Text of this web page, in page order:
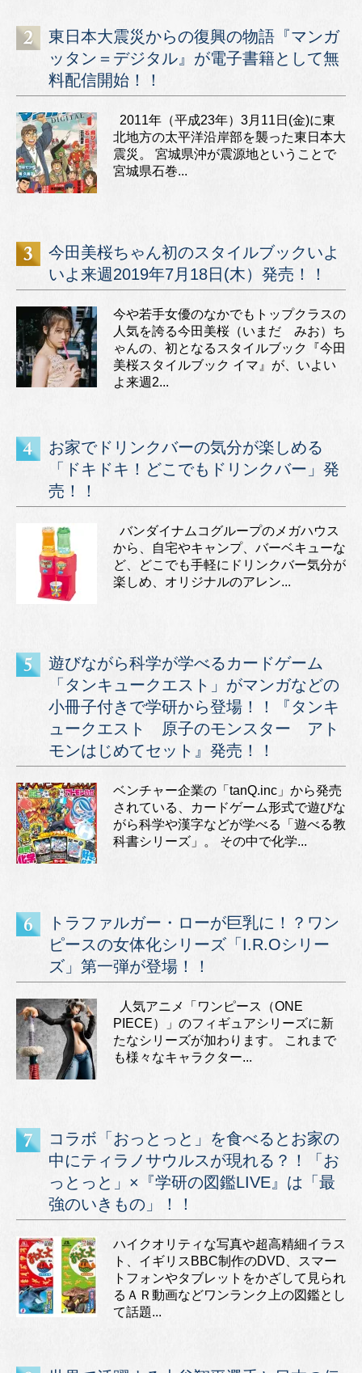
東日本大震災からの復興の物語『マンガ
ッタン＝デジタル』が電子書籍として無
料配信開始！！
2011年（平成23年）3月11日(金)に東
北地方の太平洋沿岸部を襲った東日本大
震災。 宮城県沖が震源地ということで
宮城県石巻...
今田美桜ちゃん初のスタイルブックいよ
いよ来週2019年7月18日(木）発売！！
今や若手女優のなかでもトップクラスの
人気を誇る今田美桜（いまだ みお）ち
ゃんの、初となるスタイルブック『今田
美桜スタイルブック イマ』が、いよい
よ来週2...
お家でドリンクバーの気分が楽しめる
「ドキドキ！どこでもドリンクバー」発
売！！
バンダイナムコグループのメガハウス
から、自宅やキャンプ、バーベキューな
ど、どこでも手軽にドリンクバー気分が
楽しめ、オリジナルのアレン...
遊びながら科学が学べるカードゲーム
「タンキュークエスト」がマンガなどの
小冊子付きで学研から登場！！『タンキ
ュークエスト 原子のモンスター アト
モンはじめてセット』発売！！
ベンチャー企業の「tanQ.inc」から発売
されている、カードゲーム形式で遊びな
がら科学や漢字などが学べる「遊べる教
科書シリーズ」。 その中で化学...
トラファルガー・ローが巨乳に！？ワン
ピースの女体化シリーズ「I.R.Oシリー
ズ」第一弾が登場！！
人気アニメ「ワンピース（ONE
PIECE）」のフィギュアシリーズに新
たなシリーズが加わります。 これまで
も様々なキャラクター...
コラボ「おっとっと」を食べるとお家の
中にティラノサウルスが現れる？！「お
っとっと」×『学研の図鑑LIVE』は「最
強のいきもの」！！
ハイクオリティな写真や超高精細イラス
ト、イギリスBBC制作のDVD、スマー
トフォンやタブレットをかざして見られ
るＡＲ動画などワンランク上の図鑑とし
て話題...